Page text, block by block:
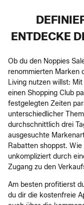
ENTDECKE
Ob du den Noppies
renommierten Marken
Living nutzen willst:
einen Shopping Club
festgelegten Zeiten
unterschiedlicher
durchschnittlich drei
ausgesuchte
Rabatten shoppst.
unkompliziert durch
Zugang zu den
Am besten profitierst
du dir die kostenfreie